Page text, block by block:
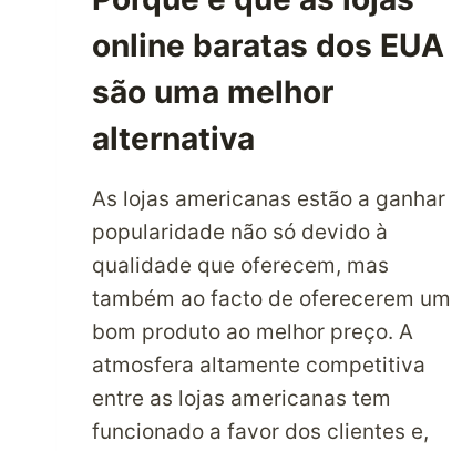
NO
AMAZON.COM
NOS
EUA
ENVIA
PRODUTOS
BARATOS
ATRAVÉS
PARCELBOUND
online baratas dos EUA
são uma melhor
alternativa
As lojas americanas estão a ganhar
popularidade não só devido à
qualidade que oferecem, mas
também ao facto de oferecerem um
bom produto ao melhor preço. A
atmosfera altamente competitiva
entre as lojas americanas tem
funcionado a favor dos clientes e,